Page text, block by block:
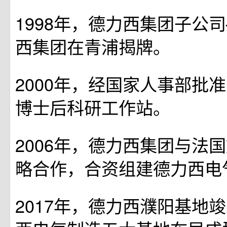
1998年，德力西集团子公
西集团在青浦揭牌。
2000年，经国家人事部批
博士后科研工作站。
2006年，德力西集团与法
略合作，合资组建德力西
2017年，德力西濮阳基地